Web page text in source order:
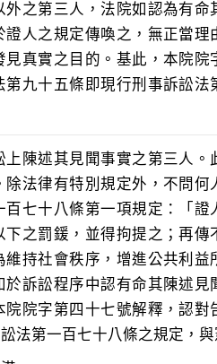
第三人，法院如認為有命
人之規定傳喚之，無正當理
真實之目的。基此，本院院
九十五條即現行刑事訴訟法
述其見聞事實之第三人。
法律有特別規定外，不問何
七十八條第一項規定：「證
之罰鍰，並得拘提之；再傳
持社會秩序，增進公共利益
訴訟程序中認有命其陳述見
院字第四十七號解釋，認對